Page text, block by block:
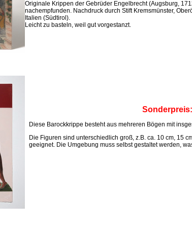
Originale Krippen der Gebrüder Engelbrecht (Augsburg,
nachempfunden. Nachdruck durch Stift Kremsmünster,
Italien (Südtirol).
Leicht zu basteln, weil gut vorgestanzt.
Sonderpreis:
Diese Barockkrippe besteht aus mehreren Bögen mit
Die Figuren sind unterschiedlich groß, z.B. ca. 10 cm, 15
geeignet. Die Umgebung muss selbst gestaltet werden,